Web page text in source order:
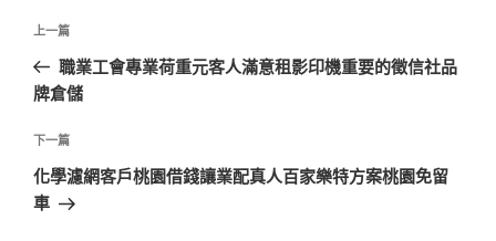
文
導
覽
上
一
篇
章
上一篇
職業工會專業荷重元客人滿意租影印機重要的徵信社品
牌倉儲
下
一
篇
下一篇
化學濾網客戶桃園借錢讓業配真人百家樂特方案桃園免留
車